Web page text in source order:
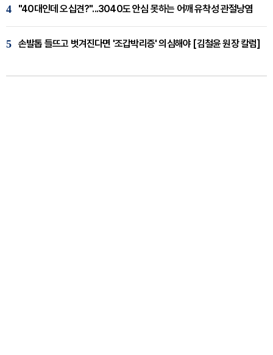
4 "40대인데 오십견?"...3040도 안심 못하는 어깨 유착성 관절낭염
5 손발톱 들뜨고 벗겨진다면 '조갑박리증' 의심해야 [김철윤 원장 칼럼]